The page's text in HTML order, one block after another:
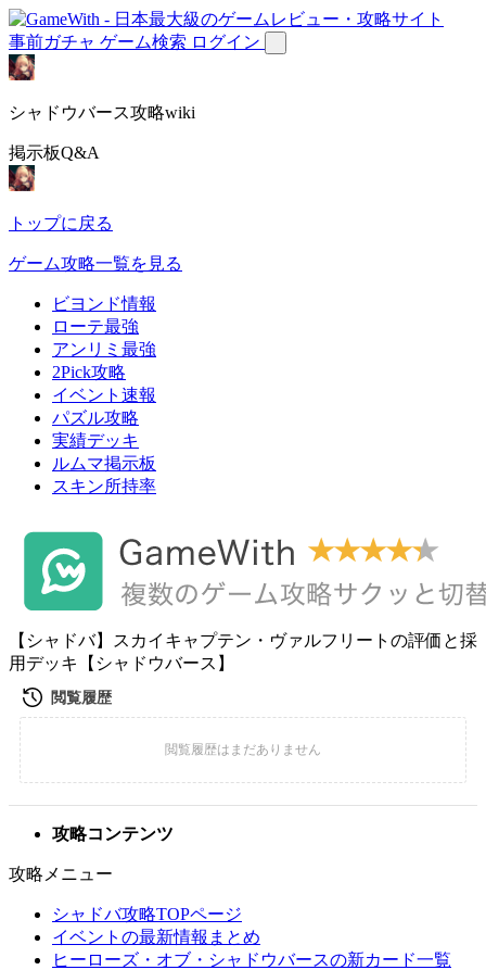
事前ガチャ ゲーム検索 ログイン
シャドウバース攻略wiki
掲示板Q&A
トップに戻る
ゲーム攻略一覧を見る
ビヨンド情報
ローテ最強
アンリミ最強
2Pick攻略
イベント速報
パズル攻略
実績デッキ
ルムマ掲示板
スキン所持率
【シャドバ】スカイキャプテン・ヴァルフリートの評価と採
用デッキ【シャドウバース】
攻略コンテンツ
攻略メニュー
シャドバ攻略TOPページ
イベントの最新情報まとめ
ヒーローズ・オブ・シャドウバースの新カード一覧